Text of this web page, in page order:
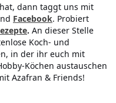
dann taggt uns mit
Facebook. Probiert
. An dieser Stelle
Koch- und
in der ihr euch mit
Köchen austauschen
Azafran & Friends!